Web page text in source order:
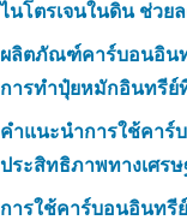
ไนโตรเจนในดิน ช่วย
ผลิตภัณฑ์คาร์บอนอินท
การทำปุ๋ยหมักอินทรีย์
คำแนะนำการใช้คาร์
ประสิทธิภาพทางเศรษ
การใช้คาร์บอนอินทรี